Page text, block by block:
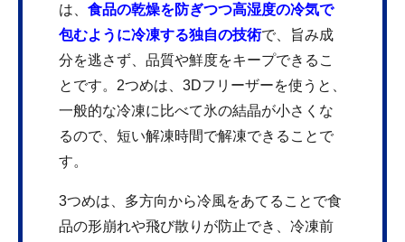
は、 食品の乾燥を防ぎつつ高湿度の冷気で
包むように冷凍する独自の技術で、旨み成
分を逃さず、品質や鮮度をキープできるこ
とです。2つめは、3Dフリーザーを使うと、
一般的な冷凍に比べて氷の結晶が小さくな
るので、短い解凍時間で解凍できることで
す。
3つめは、多方向から冷風をあてることで食
品の形崩れや飛び散りが防止でき、冷凍前